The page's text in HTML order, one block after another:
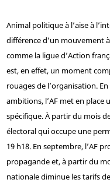
Animal politique à l’aise à
différence d’un mouvement
comme la ligue d’Action
est, en effet, un moment
rouages de l’organisation.
ambitions, l’AF met en
spécifique. À partir du mois
électoral qui occupe une
19 h18. En septembre, l’AF
propagande et, à partir du
nationale diminue les tarifs